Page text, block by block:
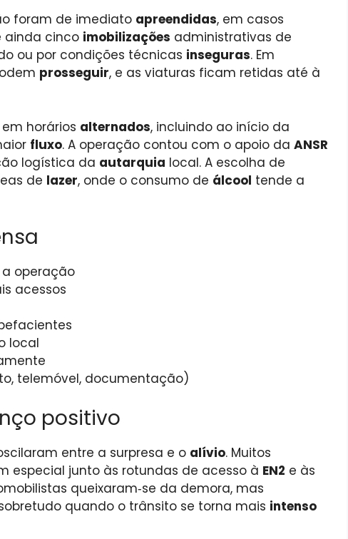
foram de imediato apreendidas, em casos
ainda cinco imobilizações administrativas de
ou por condições técnicas inseguras. Em
prosseguir, e as viaturas ficam retidas até à
horários alternados, incluindo ao início da
fluxo. A operação contou com o apoio da ANSR
logística da autarquia local. A escolha de
de lazer, onde o consumo de álcool tende a
operação
acessos
local
telemóvel, documentação)
positivo
entre a surpresa e o alívio. Muitos
especial junto às rotundas de acesso à EN2 e às
queixaram‑se da demora, mas
sobretudo quando o trânsito se torna mais intenso